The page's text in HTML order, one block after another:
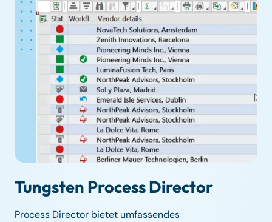
Tungsten Process Director
Process Director bietet umfassendes